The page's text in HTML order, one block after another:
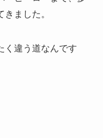
ました。
く違う道なんです